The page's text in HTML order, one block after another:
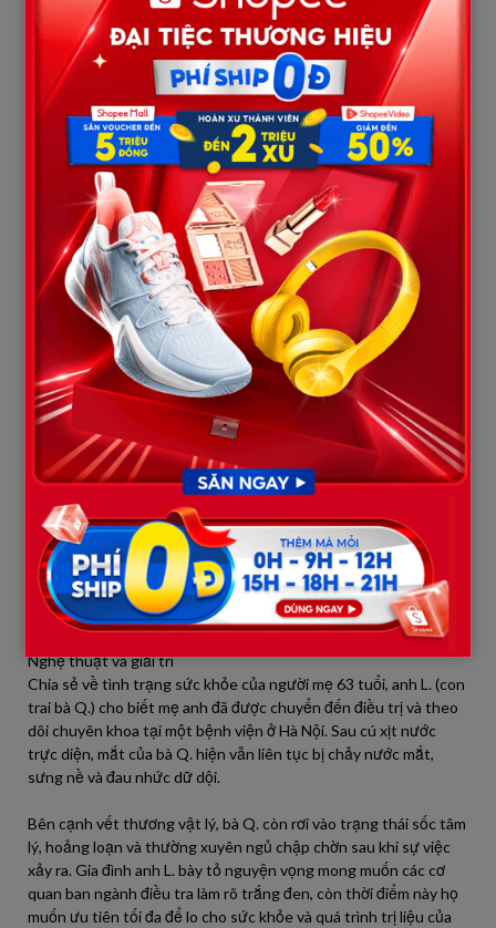
Nước Giặt Xả 1.2kg Mùi ngẫu nhiên
Ngay trong chiều ngày 22/6, chị T. đã lên trụ sở cơ quan chức
năng để làm việc và thành khẩn tường trình lại toàn bộ diễn biến
vụ việc. Về phía gia đình, trong hai ngày 22/6 và sáng 23/6, người
nhà của chị T. đã chủ động tìm đến bệnh viện để thăm hỏi sức
khỏe, bày tỏ mong muốn được giải quyết sự việc theo hướng
tình cảm, đồng thời sẵn sàng trao đổi thẳng thắn về các khoản
bồi thường thiệt hại cũng như tiền hỗ trợ điều trị với gia đình
nạn nhân. Dù vậy, phía gia đình bà Q. hiện tại vẫn chưa có ý định
chấp nhận hòa giải.
Khám phá thêm
Tin tức hàng ngày
Dầu thế giới
Nghệ thuật và giải trí
Chia sẻ về tình trạng sức khỏe của người mẹ 63 tuổi, anh L. (con
trai bà Q.) cho biết mẹ anh đã được chuyển đến điều trị và theo
dõi chuyên khoa tại một bệnh viện ở Hà Nội. Sau cú xịt nước
trực diện, mắt của bà Q. hiện vẫn liên tục bị chảy nước mắt,
sưng nề và đau nhức dữ dội.
Bên cạnh vết thương vật lý, bà Q. còn rơi vào trạng thái sốc tâm
lý, hoảng loạn và thường xuyên ngủ chập chờn sau khi sự việc
xảy ra. Gia đình anh L. bày tỏ nguyện vọng mong muốn các cơ
quan ban ngành điều tra làm rõ trắng đen, còn thời điểm này họ
muốn ưu tiên tối đa để lo cho sức khỏe và quá trình trị liệu của